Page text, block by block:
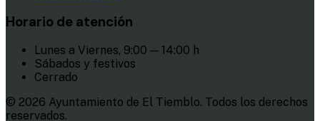
Horario de atención
Lunes a Viernes, 9:00 — 14:00 h
Sábados y festivos
Cerrado
© 2026 Ayuntamiento de El Tiemblo. Todos los derechos
reservados.